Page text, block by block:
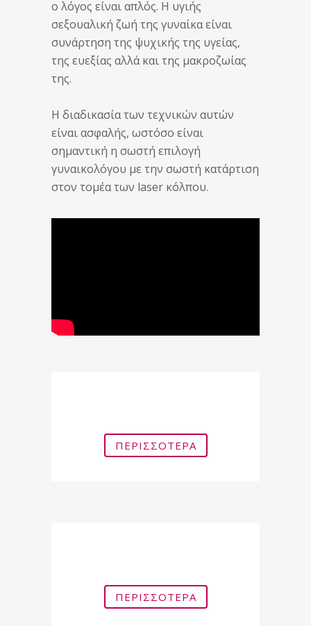
ο λόγος είναι απλός. Η υγιής
σεξουαλική ζωή της γυναίκα είναι
συνάρτηση της ψυχικής της υγείας,
της ευεξίας αλλά και της μακροζωίας
της.
Η διαδικασία των τεχνικών αυτών
είναι ασφαλής, ωστόσο είναι
σημαντική η σωστή επιλογή
γυναικολόγου με την σωστή κατάρτιση
στον τομέα των laser κόλπου.
ΠΕΡΙΣΣΌΤΕΡΑ
ΠΕΡΙΣΣΌΤΕΡΑ